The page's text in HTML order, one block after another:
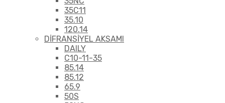
35C11
35.10
120.14
DİFRANSİYEL AKSAMI
DAILY
C10-11-35
85.14
85.12
65.9
50S